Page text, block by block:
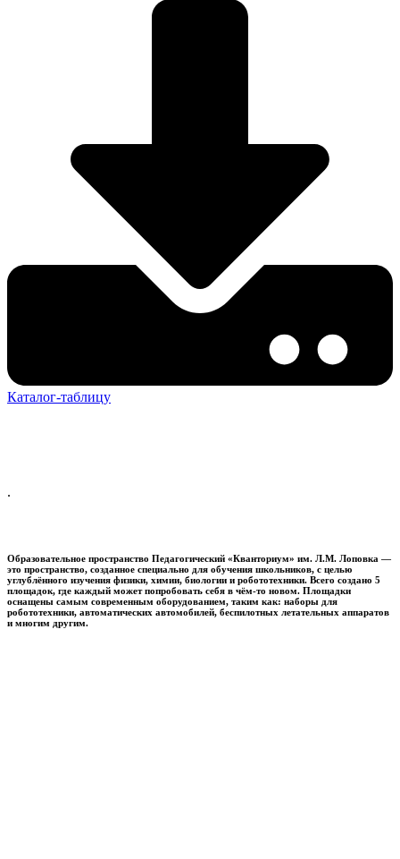
Каталог-таблицу
.
Образовательное пространство Педагогический «Кванториум» им. Л.М. Лоповка —
это пространство, созданное специально для обучения школьников, с целью
углублённого изучения физики, химии, биологии и робототехники. Всего создано 5
площадок, где каждый может попробовать себя в чём-то новом. Площадки
оснащены самым современным оборудованием, таким как: наборы для
робототехники, автоматических автомобилей, беспилотных летательных аппаратов
и многим другим.